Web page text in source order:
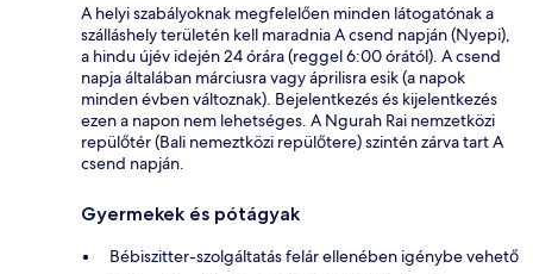
A helyi szabályoknak megfelelően minden látogatónak a
szálláshely területén kell maradnia A csend napján (Nyepi),
a hindu újév idején 24 órára (reggel 6:00 órától). A csend
napja általában márciusra vagy áprilisra esik (a napok
minden évben változnak). Bejelentkezés és kijelentkezés
ezen a napon nem lehetséges. A Ngurah Rai nemzetközi
repülőtér (Bali nemeztközi repülőtere) szintén zárva tart A
csend napján.
Gyermekek és pótágyak
Bébiszitter-szolgáltatás felár ellenében igénybe vehető